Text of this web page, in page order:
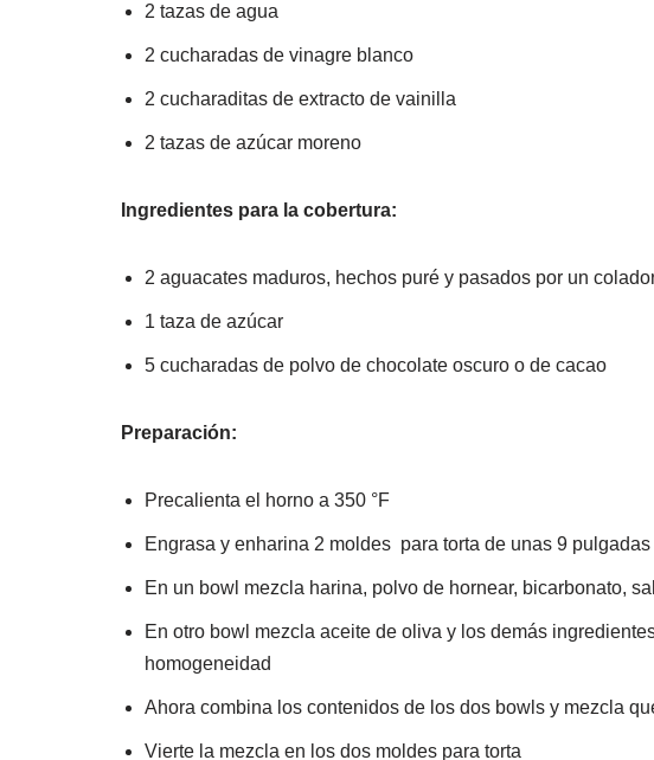
2 tazas de agua
2 cucharadas de vinagre blanco
2 cucharaditas de extracto de vainilla
2 tazas de azúcar moreno
Ingredientes para la cobertura:
2 aguacates maduros, hechos puré y pasados por un
1 taza de azúcar
5 cucharadas de polvo de chocolate oscuro o de cacao
Preparación:
Precalienta el horno a 350 °F
Engrasa y enharina 2 moldes para torta de unas 9 pulgadas
En un bowl mezcla harina, polvo de hornear, bicarbonato,
En otro bowl mezcla aceite de oliva y los demás
homogeneidad
Ahora combina los contenidos de los dos bowls y mezcla
Vierte la mezcla en los dos moldes para torta